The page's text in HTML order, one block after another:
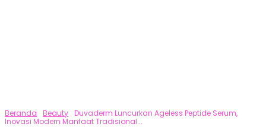
Beranda Beauty Duvaderm Luncurkan Ageless Peptide Serum,
Inovasi Modern Manfaat Tradisional...